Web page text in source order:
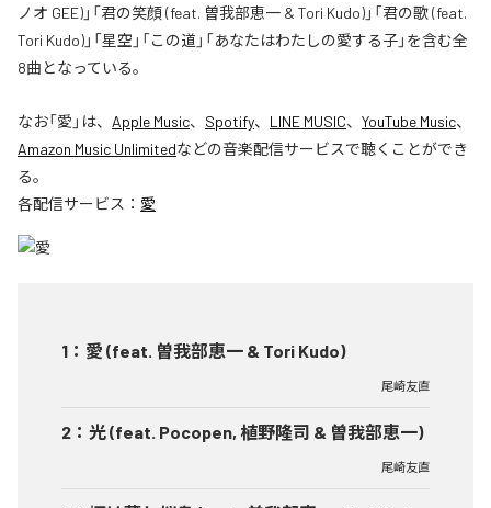
ノオ GEE)」「君の笑顔 (feat. 曽我部恵一 & Tori Kudo)」「君の歌 (feat.
Tori Kudo)」「星空」「この道」「あなたはわたしの愛する子」を含む全
8曲となっている。
なお「愛 」は、 Apple Music、 Spotify、 LINE MUSIC、 YouTube Music、
Amazon Music Unlimitedなどの音楽配信サービスで聴くことができ
る。
各配信サービス： 愛
1 ： 愛 (feat. 曽我部恵一 & Tori Kudo)
尾崎友直
2 ： 光 (feat. Pocopen, 植野隆司 & 曽我部恵一)
尾崎友直